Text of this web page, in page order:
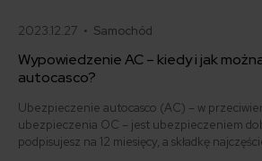
2023.12.27 • Samochód
Wypowiedzenie AC – kiedy i jak
autocasco?
Ubezpieczenie autocasco (AC) – w
ubezpieczenia OC – jest ubezpieczeniem
podpisujesz na 12 miesięcy, a składkę